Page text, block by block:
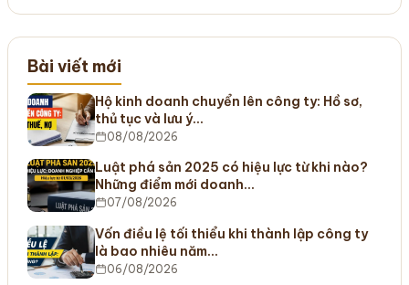
Bài viết mới
Hộ kinh doanh chuyển lên công ty: Hồ sơ,
thủ tục và lưu ý…
08/08/2026
Luật phá sản 2025 có hiệu lực từ khi nào?
Những điểm mới doanh…
07/08/2026
Vốn điều lệ tối thiểu khi thành lập công ty
là bao nhiêu năm…
06/08/2026